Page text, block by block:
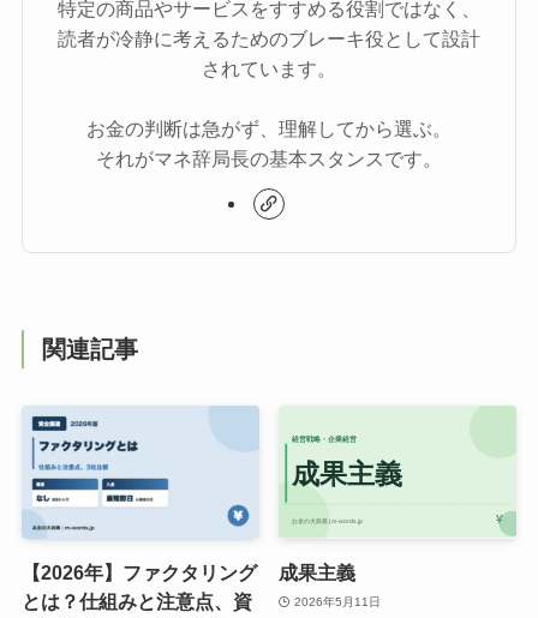
特定の商品やサービスをすすめる役割ではなく、
読者が冷静に考えるためのブレーキ役として設計
されています。
お金の判断は急がず、理解してから選ぶ。
それがマネ辞局長の基本スタンスです。
関連記事
【2026年】ファクタリング
とは？仕組みと注意点、資
成果主義
2026年5月11日